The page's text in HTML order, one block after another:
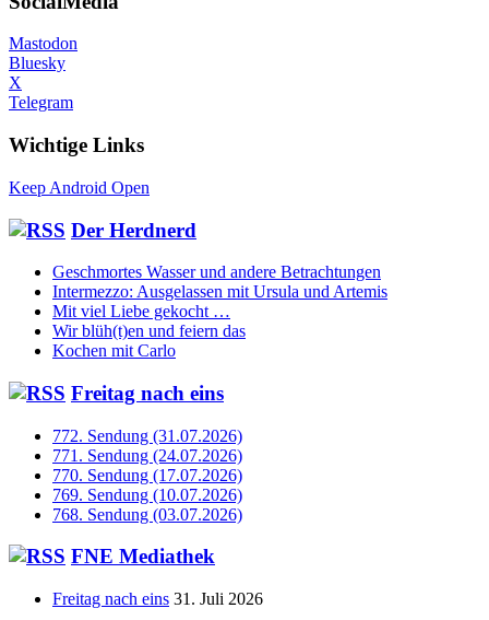
Mastodon
Bluesky
X
Telegram
Wichtige Links
Keep Android Open
Der Herdnerd
Geschmortes Wasser und andere Betrachtungen
Intermezzo: Ausgelassen mit Ursula und Artemis
Mit viel Liebe gekocht …
Wir blüh(t)en und feiern das
Kochen mit Carlo
Freitag nach eins
772. Sendung (31.07.2026)
771. Sendung (24.07.2026)
770. Sendung (17.07.2026)
769. Sendung (10.07.2026)
768. Sendung (03.07.2026)
FNE Mediathek
Freitag nach eins 31. Juli 2026